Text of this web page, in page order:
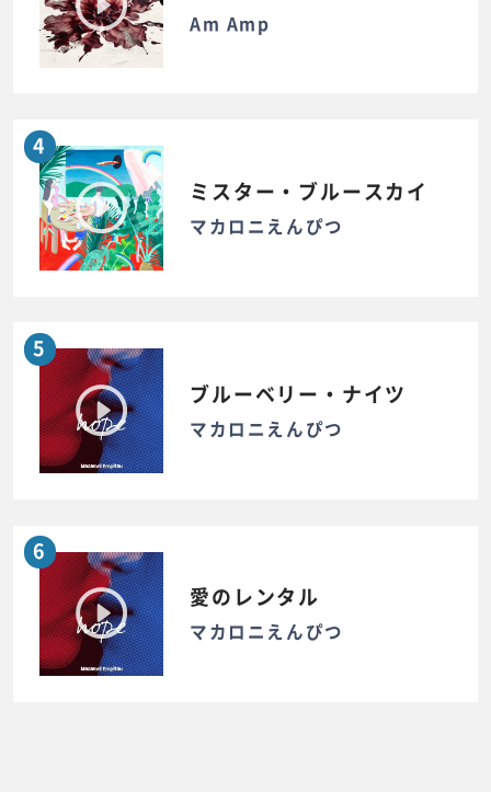
Am Amp
4
ミスター・ブルースカイ
マカロニえんぴつ
5
ブルーベリー・ナイツ
マカロニえんぴつ
6
愛のレンタル
マカロニえんぴつ